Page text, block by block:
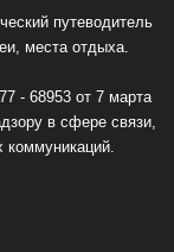
путеводитель
места отдыха.
- 68953 от 7 марта
в сфере связи,